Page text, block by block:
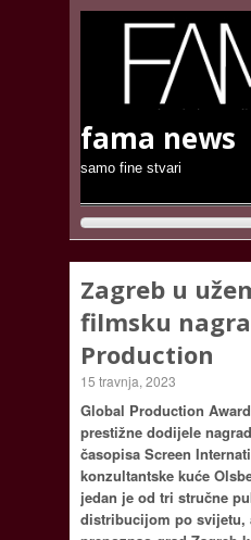
fama news
samo fine stvari
Zagreb u
filmsku
Production
15 travnja, 2023
Global Production
prestižne dodijele
časopisa Screen
konzultantske kuće
jedan je od tri stručne
distribucijom po svijetu,